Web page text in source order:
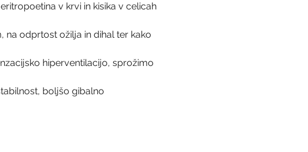
v krvi in kisika v celicah
na odprtost ožilja in dihal ter kako
hiperventilacijo, sprožimo
boljšo gibalno